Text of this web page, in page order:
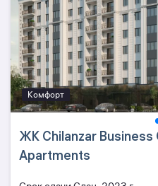
Комфорт
ЖК Chilanzar Business
Apartments